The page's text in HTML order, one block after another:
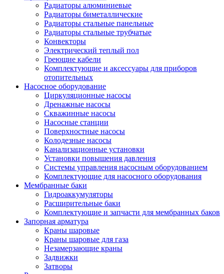
Радиаторы алюминиевые
Радиаторы биметаллические
Радиаторы стальные панельные
Радиаторы стальные трубчатые
Конвекторы
Электрический теплый пол
Греющие кабели
Комплектующие и аксессуары для приборов
отопительных
Насосное оборудование
Циркуляционные насосы
Дренажные насосы
Скважинные насосы
Насосные станции
Поверхностные насосы
Колодезные насосы
Канализационные установки
Установки повышения давления
Системы управления насосным оборудованием
Комплектующие для насосного оборудования
Мембранные баки
Гидроаккумуляторы
Расширительные баки
Комплектующие и запчасти для мембранных баков
Запорная арматура
Краны шаровые
Краны шаровые для газа
Незамерзающие краны
Задвижки
Затворы